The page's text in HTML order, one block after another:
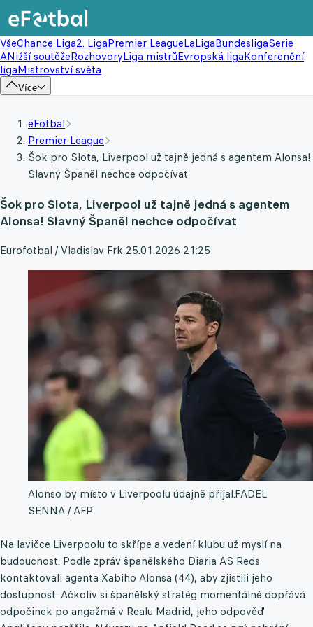
VšeChance Liga2. LigaPremier LeagueLaLigaBundesligaSerie
ANižší soutěžeRozhovoryLiga mistrůEvropská ligaKonferenční
ligaMistrovství světa
Více
eFotbal
Premier League
Šok pro Slota, Liverpool už tajně jedná s agentem Alonsa!
Slavný Španěl nechce odpočívat
Šok pro Slota, Liverpool už tajně jedná s agentem
Alonsa! Slavný Španěl nechce odpočívat
Eurofotbal / Vladislav Frk,25.01.2026 21:25
Alonso by místo v Liverpoolu údajně přijal.FADEL
SENNA / AFP
Na lavičce Liverpoolu to skřípe a vedení klubu už myslí na
budoucnost. Podle zpráv španělského Diaria AS Reds
kontaktovali agenta Xabiho Alonsa (44), aby zjistili jeho
dostupnost. Ačkoliv si španělský stratég momentálně dopřává
odpočinek po angažmá v Realu Madrid, jeho odpověď